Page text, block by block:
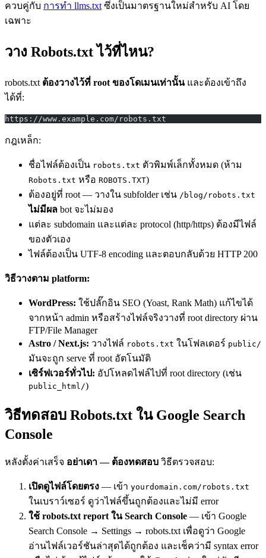
ควบคู่กับ การทำ llms.txt ซึ่งเป็นมาตรฐานใหม่สำหรับ AI โดย
เฉพาะ
วาง Robots.txt ไว้ที่ไหน?
robots.txt ต้องวางไว้ที่ root ของโดเมนเท่านั้นและต้องเข้าถึง
ได้ที่:
https://www.example.com/robots.txt
กฎเหล็ก:
ชื่อไฟล์ต้องเป็น robots.txt ตัวพิมพ์เล็กทั้งหมด (ห้าม
Robots.txt หรือ ROBOTS.TXT)
ต้องอยู่ที่ root — วางใน subfolder เช่น /blog/robots.txt
ไม่มีผล bot จะไม่มอง
แต่ละ subdomain และแต่ละ protocol (http/https) ต้องมีไฟล์
ของตัวเอง
ไฟล์ต้องเป็น UTF-8 encoding และตอบกลับด้วย HTTP 200
วิธีวางตาม platform:
WordPress: ใช้ปลั๊กอิน SEO (Yoast, Rank Math) แก้ไขได้
จากหน้า admin หรือสร้างไฟล์จริงวางที่ root directory ผ่าน
FTP/File Manager
Astro / Next.js: วางไฟล์ robots.txt ในโฟลเดอร์ public/
มันจะถูก serve ที่ root อัตโนมัติ
เซิร์ฟเวอร์ทั่วไป: อัปโหลดไฟล์ไปที่ root directory (เช่น
public_html/)
วิธีทดสอบ Robots.txt ใน Google Search
Console
หลังตั้งค่าเสร็จ อย่าเดา — ต้องทดสอบ วิธีตรวจสอบ:
เปิดดูไฟล์โดยตรง — เข้า yourdomain.com/robots.txt
ในเบราว์เซอร์ ดูว่าไฟล์ขึ้นถูกต้องและไม่มี error
ใช้ robots.txt report ใน Search Console — เข้า Google
Search Console → Settings → robots.txt เพื่อดูว่า Google
อ่านไฟล์เวอร์ชันล่าสุดได้ถูกต้อง และเช็คว่ามี syntax error